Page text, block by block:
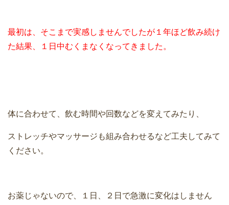
最初は、そこまで実感しませんでしたが１年ほど飲み続け
た結果、１日中むくまなくなってきました。
体に合わせて、飲む時間や回数などを変えてみたり、
ストレッチやマッサージも組み合わせるなど工夫してみて
ください。
お薬じゃないので、１日、２日で急激に変化はしません